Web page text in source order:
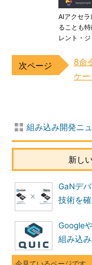
AIアクセ
ることも
レント・
8命
ケー
組み込み開発ニ
新し
GaNデ
技術を
Google
組み込